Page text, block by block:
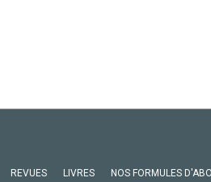
REVUES LIVRES NOS FORMULES